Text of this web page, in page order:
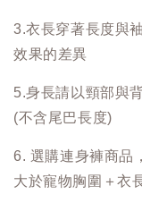
3.衣長穿著長度與
效果的差異
5.身長請以頸部與
(不含尾巴長度)
6. 選購連身褲商品
大於寵物胸圍＋衣